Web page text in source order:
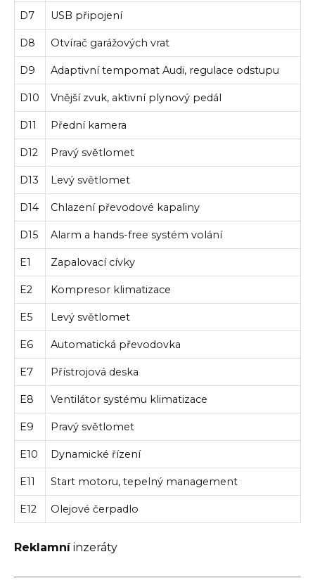
D7 USB připojení
D8 Otvírač garážových vrat
D9 Adaptivní tempomat Audi, regulace odstupu
D10 Vnější zvuk, aktivní plynový pedál
D11 Přední kamera
D12 Pravý světlomet
D13 Levý světlomet
D14 Chlazení převodové kapaliny
D15 Alarm a hands-free systém volání
E1 Zapalovací cívky
E2 Kompresor klimatizace
E5 Levý světlomet
E6 Automatická převodovka
E7 Přístrojová deska
E8 Ventilátor systému klimatizace
E9 Pravý světlomet
E10 Dynamické řízení
E11 Start motoru, tepelný management
E12 Olejové čerpadlo
Reklamníinzeráty